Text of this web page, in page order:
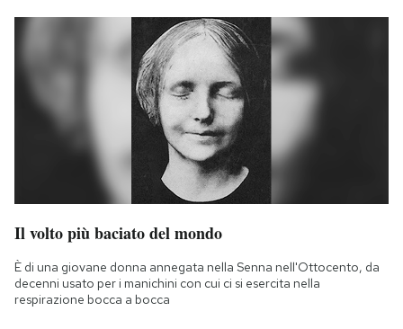
Il volto più baciato del mondo
È di una giovane donna annegata nella Senna nell'Ottocento, da
decenni usato per i manichini con cui ci si esercita nella
respirazione bocca a bocca